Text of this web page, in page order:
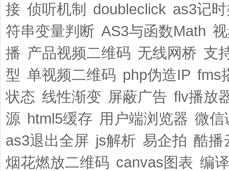
接 侦听机制 doubleclick as3记
符串变量判断 AS3与函数Math
播 产品视频二维码 无线网桥 支
型 单视频二维码 php伪造IP fms
状态 线性渐变 屏蔽广告 flv播放
源 html5缓存 用户端浏览器 微信
as3退出全屏 js解析 易企拍 酷播
烟花燃放二维码 canvas图表 编